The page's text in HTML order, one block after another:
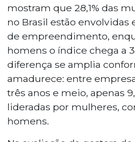
mostram que 28,1% das
no Brasil estão
de empreendimento,
homens o índice chega a
diferença se amplia
amadurece: entre
três anos e meio, apenas
lideradas por mulheres,
homens.